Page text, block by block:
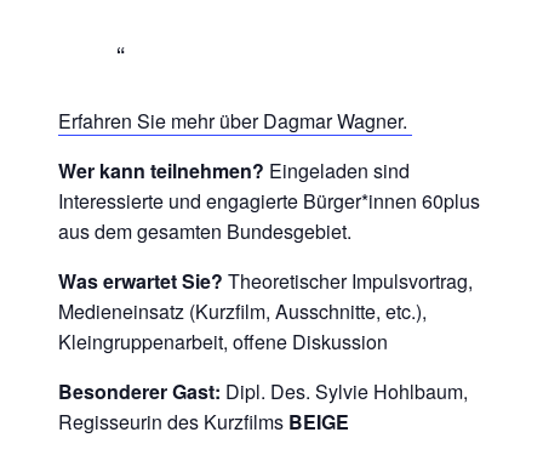
Erfahren Sie mehr über Dagmar Wagner.
Wer kann teilnehmen? Eingeladen sind
Interessierte und engagierte Bürger*innen 60plus
aus dem gesamten Bundesgebiet.
Was erwartet Sie? Theoretischer Impulsvortrag,
Medieneinsatz (Kurzfilm, Ausschnitte, etc.),
Kleingruppenarbeit, offene Diskussion
Besonderer Gast: Dipl. Des. Sylvie Hohlbaum,
Regisseurin des Kurzfilms BEIGE